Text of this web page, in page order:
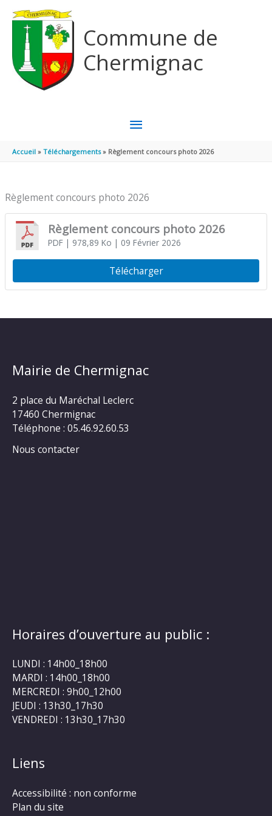
Commune de
Chermignac
MENU
PRINCIPAL
Accueil Téléchargements Règlement concours photo 2026
Règlement concours photo 2026
Règlement concours photo 2026
PDF| 978,89 Ko | 09 Février 2026
Télécharger
Mairie de Chermignac
2 place du Maréchal Leclerc
17460 Chermignac
Téléphone : 05.46.92.60.53
Nous contacter
Horaires d’ouverture au public :
LUNDI : 14h00_18h00
MARDI : 14h00_18h00
MERCREDI : 9h00_12h00
JEUDI : 13h30_17h30
VENDREDI : 13h30_17h30
Liens
Accessibilité : non conforme
Plan du site